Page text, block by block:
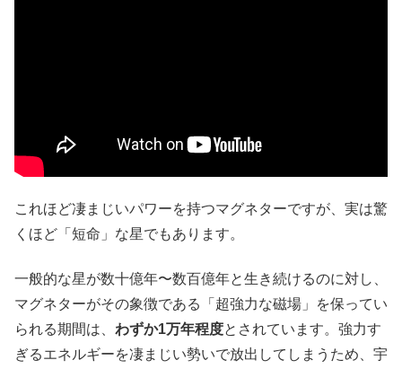
これほど凄まじいパワーを持つマグネターですが、実は驚
くほど「短命」な星でもあります。
一般的な星が数十億年〜数百億年と生き続けるのに対し、
マグネターがその象徴である「超強力な磁場」を保ってい
られる期間は、 わずか1万年程度とされています。強力す
ぎるエネルギーを凄まじい勢いで放出してしまうため、宇